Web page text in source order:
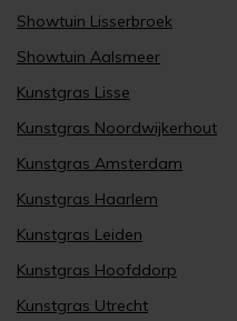
Showtuin Lisserbroek
Showtuin Aalsmeer
Kunstgras Lisse
Kunstgras Noordwijkerhout
Kunstgras Amsterdam
Kunstgras Haarlem
Kunstgras Leiden
Kunstgras Hoofddorp
Kunstgras Utrecht